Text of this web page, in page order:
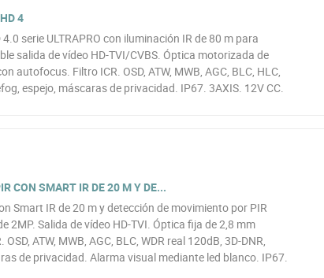
4
serie ULTRAPRO con iluminación IR de 80 m para
salida de vídeo HD-TVI/CVBS. Óptica motorizada de
autofocus. Filtro ICR. OSD, ATW, MWB, AGC, BLC, HLC,
espejo, máscaras de privacidad. IP67. 3AXIS. 12V CC.
CON SMART IR DE 20 M Y DE...
Smart IR de 20 m y detección de movimiento por PIR
2MP. Salida de vídeo HD-TVI. Óptica fija de 2,8 mm
ATW, MWB, AGC, BLC, WDR real 120dB, 3D-DNR,
de privacidad. Alarma visual mediante led blanco. IP67.